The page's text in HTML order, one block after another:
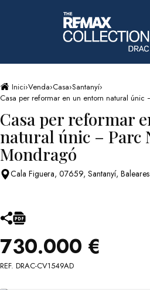
Inici›Venda›Casa›Santanyí›
Casa per reformar en un entorn natural
Casa per reformar
natural únic – Parc
Mondragó
Cala Figuera, 07659, Santanyí, Baleares
730.000 €
REF. DRAC-CV1549AD